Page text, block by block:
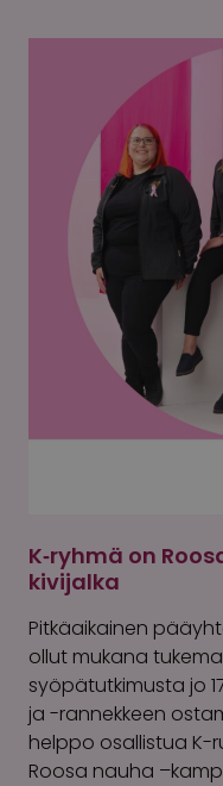
K‑ryhmä on
kivijalka
Pitkäaikainen
ollut mukana
syöpätutkimusta jo
ja -rannekkeen
helppo osallistua K-
Roosa nauha